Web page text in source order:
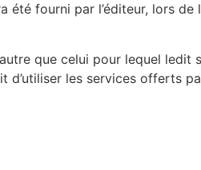
fourni par l’éditeur, lors de
que celui pour lequel ledit
d’utiliser les services offerts